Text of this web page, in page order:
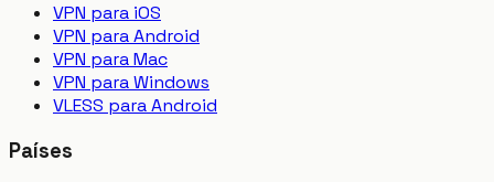
VPN para iOS
VPN para Android
VPN para Mac
VPN para Windows
VLESS para Android
Países